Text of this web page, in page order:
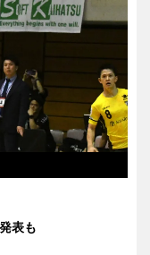
表も